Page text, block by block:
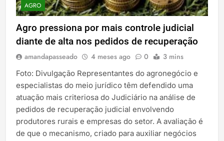
AGRO
Agro pressiona por mais controle judicial
diante de alta nos pedidos de recuperação
amandapasseado 4 meses ago 0 3 mins
Foto: Divulgação Representantes do agronegócio e
especialistas do meio jurídico têm defendido uma
atuação mais criteriosa do Judiciário na análise de
pedidos de recuperação judicial envolvendo
produtores rurais e empresas do setor. A avaliação é
de que o mecanismo, criado para auxiliar negócios